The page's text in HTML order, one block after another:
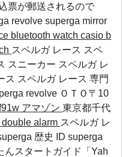
票が郵送されるので
revolve superga mirror
bluetooth watch casio b
スペルガ レース スペ
スニーカー スペルガ レ
ス スペルガ レース 専門
revolve ＯＴＯ〒10
アマゾン 東京都千代
alarm スペルガ レ
歴史 ID superga
んスタートガイド「Yah